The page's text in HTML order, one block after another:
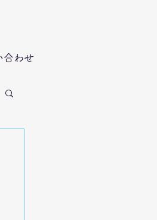
合わせ